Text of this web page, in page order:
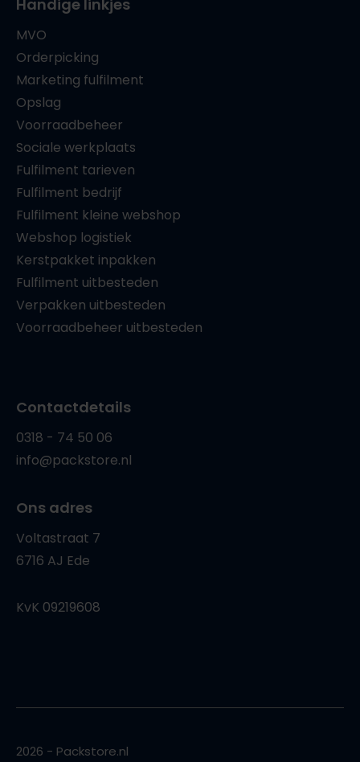
Handige linkjes
MVO
Orderpicking
Marketing fulfilment
Opslag
Voorraadbeheer
Sociale werkplaats
Fulfilment tarieven
Fulfilment bedrijf
Fulfilment kleine webshop
Webshop logistiek
Kerstpakket inpakken
Fulfilment uitbesteden
Verpakken uitbesteden
Voorraadbeheer uitbesteden
Contactdetails
0318 - 74 50 06
info@packstore.nl
Ons adres
Voltastraat 7
6716 AJ Ede
KvK 09219608
2026 - Packstore.nl